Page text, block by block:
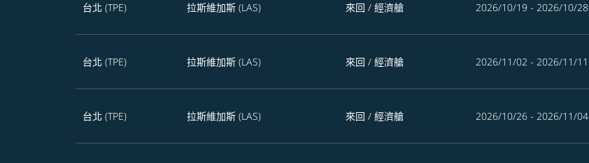
台北 (TPE) 拉斯維加斯 (LAS) 來回 / 經濟艙 2026/10/19 - 2026/10/28
台北 (TPE) 拉斯維加斯 (LAS) 來回 / 經濟艙 2026/11/02 - 2026/11/11
台北 (TPE) 拉斯維加斯 (LAS) 來回 / 經濟艙 2026/10/26 - 2026/11/04